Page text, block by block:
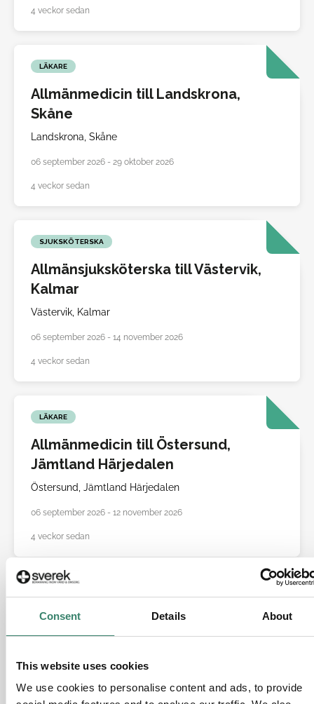
Consent Details About
This website uses cookies
We use cookies to personalise content and ads, to provide
4 veckor sedan
LÄKARE
Allmänmedicin till Landskrona,
Skåne
Landskrona, Skåne
06 september 2026 - 29 oktober 2026
4 veckor sedan
SJUKSKÖTERSKA
Allmänsjuksköterska till Västervik,
Kalmar
Västervik, Kalmar
06 september 2026 - 14 november 2026
4 veckor sedan
LÄKARE
Allmänmedicin till Östersund,
Jämtland Härjedalen
Östersund, Jämtland Härjedalen
06 september 2026 - 12 november 2026
4 veckor sedan
Allmänmedicin till Härjedalen,
Jämtland Härjedalen
Härjedalen,Jämtland Härjedalen
07 september 2026 - 25 november 2026